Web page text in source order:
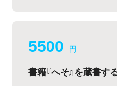
5500 円
書籍『へそ』を蔵書す